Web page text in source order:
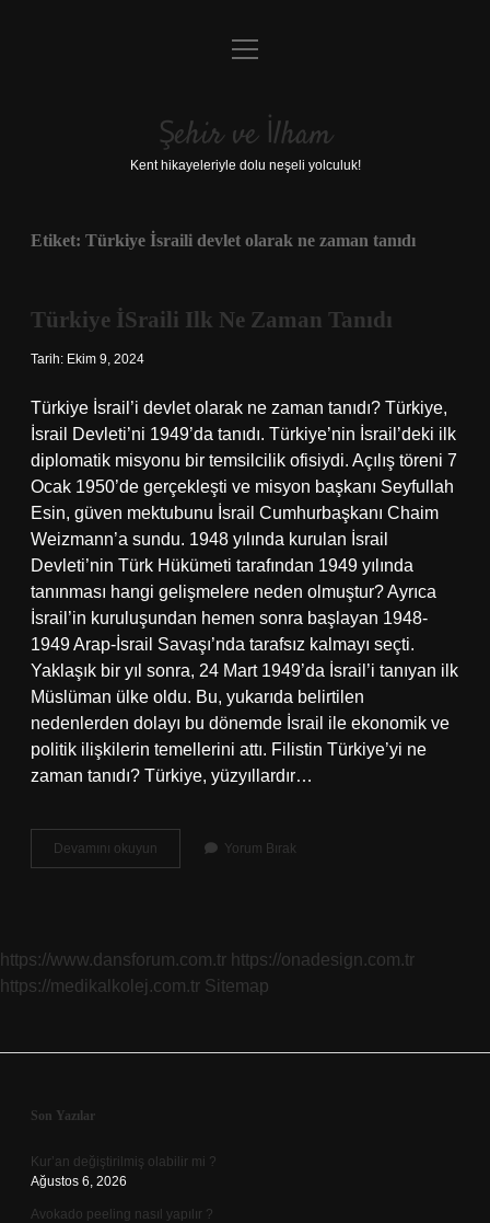
Anasayfa
Yasal Uyarı
menüyü
Şehir ve İlham
Kent hikayeleriyle dolu neşeli yolculuk!
Etiket: Türkiye İsraili devlet olarak ne zaman tanıdı
Türkiye İSraili Ilk Ne Zaman Tanıdı
Tarih: Ekim 9, 2024
Türkiye İsrail’i devlet olarak ne zaman tanıdı? Türkiye,
İsrail Devleti’ni 1949’da tanıdı. Türkiye’nin İsrail’deki ilk
diplomatik misyonu bir temsilcilik ofisiydi. Açılış töreni 7
Ocak 1950’de gerçekleşti ve misyon başkanı Seyfullah
Esin, güven mektubunu İsrail Cumhurbaşkanı Chaim
Weizmann’a sundu. 1948 yılında kurulan İsrail
Devleti’nin Türk Hükümeti tarafından 1949 yılında
tanınması hangi gelişmelere neden olmuştur? Ayrıca
İsrail’in kuruluşundan hemen sonra başlayan 1948-
1949 Arap-İsrail Savaşı’nda tarafsız kalmayı seçti.
Yaklaşık bir yıl sonra, 24 Mart 1949’da İsrail’i tanıyan ilk
Müslüman ülke oldu. Bu, yukarıda belirtilen
nedenlerden dolayı bu dönemde İsrail ile ekonomik ve
politik ilişkilerin temellerini attı. Filistin Türkiye’yi ne
zaman tanıdı? Türkiye, yüzyıllardır…
Devamını okuyun
İSraili
Yorum Bırak
https://www.dansforum.com.tr https://onadesign.com.tr
https://medikalkolej.com.tr Sitemap
Sidebar
Son Yazılar
Kur’an değiştirilmiş olabilir mi ?
Ağustos 6, 2026
Avokado peeling nasıl yapılır ?